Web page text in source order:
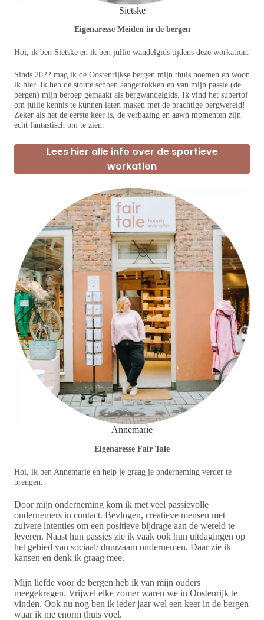
Sietske
Eigenaresse Meiden in de bergen
Hoi, ik ben Sietske en ik ben jullie wandelgids tijdens deze workation.
Sinds 2022 mag ik de Oostenrijkse bergen mijn thuis noemen en woon
ik hier. Ik heb de stoute schoen aangetrokken en van mijn passie (de
bergen) mijn beroep gemaakt als bergwandelgids. Ik vind het supertof
om jullie kennis te kunnen laten maken met de prachtige bergwereld!
Zeker als het de eerste keer is, de verbazing en aawh momenten zijn
echt fantastisch om te zien.
Lees hier alle info over de sportieve
workation
Annemarie
Eigenaresse Fair Tale
Hoi, ik ben Annemarie en help je graag je onderneming verder te
brengen.
Door mijn onderneming kom ik met veel passievolle
ondernemers in contact. Bevlogen, creatieve mensen met
zuivere intenties om een positieve bijdrage aan de wereld te
leveren. Naast hun passies zie ik vaak ook hun uitdagingen op
het gebied van sociaal/ duurzaam ondernemen. Daar zie ik
kansen en denk ik graag mee.
Mijn liefde voor de bergen heb ik van mijn ouders
meegekregen. Vrijwel elke zomer waren we in Oostenrijk te
vinden. Ook nu nog ben ik ieder jaar wel een keer in de bergen
waar ik me enorm thuis voel.